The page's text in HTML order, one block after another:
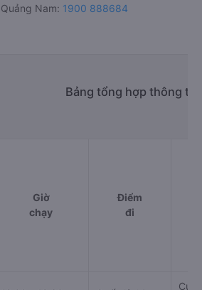
Nam: 1900 888684
Bảng tổng hợp thông
Giờ
chạy
Điểm
đi
Cửa